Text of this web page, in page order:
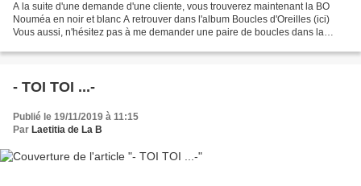
A la suite d'une demande d'une cliente, vous trouverez maintenant la BO
Nouméa en noir et blanc A retrouver dans l'album Boucles d'Oreilles (ici)
Vous aussi, n'hésitez pas à me demander une paire de boucles dans la
- TOI TOI ...-
Publié le 19/11/2019 à 11:15
Par Laetitia de La B